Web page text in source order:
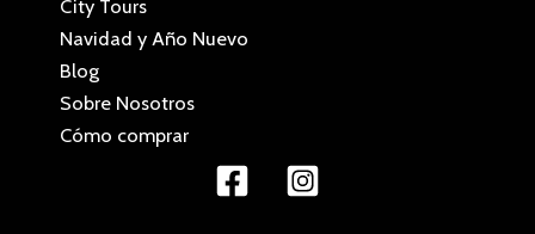
City Tours
Navidad y Año Nuevo
Blog
Sobre Nosotros
Cómo comprar